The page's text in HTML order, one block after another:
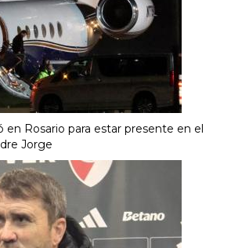
en Rosario para estar presente en el
Jorge